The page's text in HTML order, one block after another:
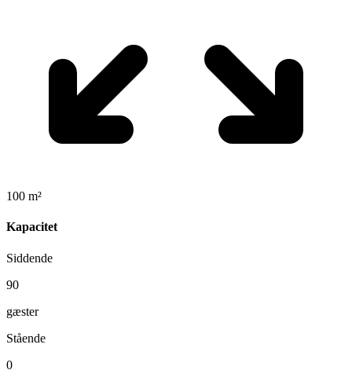
100 m²
Kapacitet
Siddende
90
gæster
Stående
0